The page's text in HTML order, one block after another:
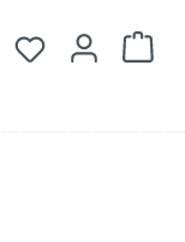
Du hast 0